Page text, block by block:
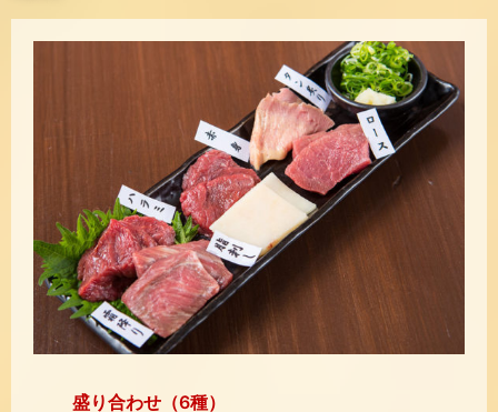
盛り合わせ（6種）